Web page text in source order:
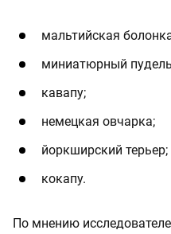
мальтийская
миниатюрный
кавапу;
немецкая овчарка;
йоркширский терьер;
кокапу.
По мнению